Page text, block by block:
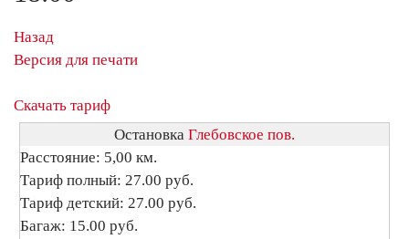
Назад
Версия для печати
Скачать тариф
Остановка Глебовское пов.
Расстояние: 5,00 км.
Тариф полный: 27.00 руб.
Тариф детский: 27.00 руб.
Багаж: 15.00 руб.